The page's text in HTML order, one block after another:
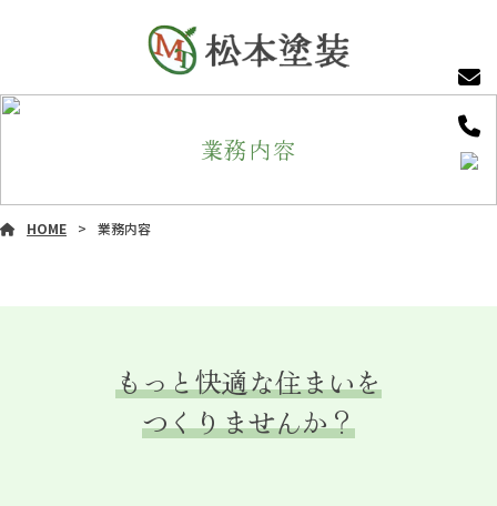
業務内容
HOME 業務内容
もっと快適な住まいを
つくりませんか？
外壁塗装 屋根塗装